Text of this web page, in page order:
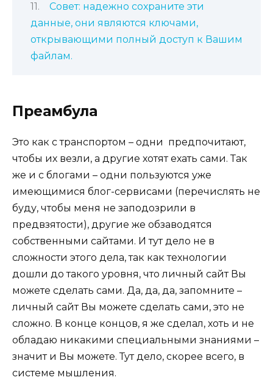
Совет: надежно сохраните эти
данные, они являются ключами,
открывающими полный доступ к Вашим
файлам.
Преамбула
Это как с транспортом – одни предпочитают,
чтобы их везли, а другие хотят ехать сами. Так
же и с блогами – одни пользуются уже
имеющимися блог-сервисами (перечислять не
буду, чтобы меня не заподозрили в
предвзятости), другие же обзаводятся
собственными сайтами. И тут дело не в
сложности этого дела, так как технологии
дошли до такого уровня, что личный сайт Вы
можете сделать сами. Да, да, да, запомните –
личный сайт Вы можете сделать сами, это не
сложно. В конце концов, я же сделал, хоть и не
обладаю никакими специальными знаниями –
значит и Вы можете. Тут дело, скорее всего, в
системе мышления.